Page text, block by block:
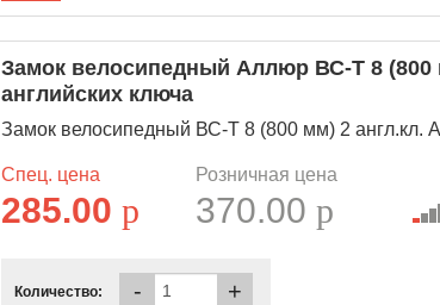
Замок велосипедный Аллюр ВС-Т 8
английских ключа
Замок велосипедный ВС-Т 8 (800 мм) 2 англ.кл.
Спец. цена
285.00p
Розничная цена
370.00p
Количество: - +